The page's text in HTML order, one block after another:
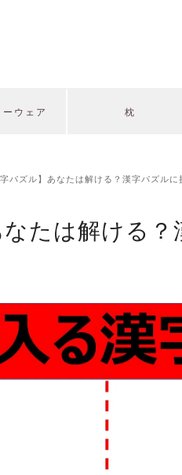
ーウェア 枕
字パズル】あなたは解ける？漢字パズルに
なたは解ける